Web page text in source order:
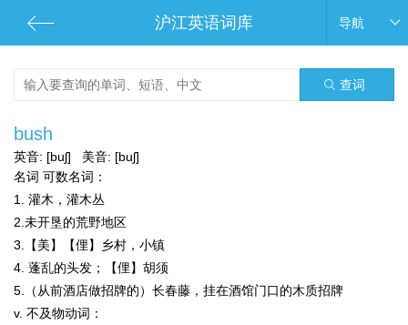
沪江英语词库 导航
查词
bush
英音: [buʃ] 美音: [buʃ]
名词 可数名词：
1. 灌木，灌木丛
2.未开垦的荒野地区
3.【美】【俚】乡村，小镇
4. 蓬乱的头发；【俚】胡须
5.（从前酒店做招牌的）长春藤，挂在酒馆门口的木质招牌
v. 不及物动词：